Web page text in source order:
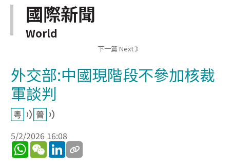
國際新聞
World
下一篇 Next 》
外交部:中國現階段不參加核裁
軍談判
5/2/2026 16:08
WhatsApp
WeChatLinkedIn